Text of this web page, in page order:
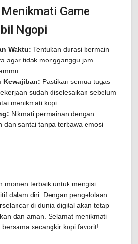
Game
Ngopi
Waktu: Tentukan durasi bermain
agar tidak mengganggu jam
Kewajiban: Pastikan semua tugas
sudah diselesaikan sebelum
menikmati kopi.
Nikmati permainan dengan
dan santai tanpa terbawa emosi
momen terbaik untuk mengisi
dalam diri. Dengan pengelolaan
di dunia digital akan tetap
dan aman. Selamat menikmati
secangkir kopi favorit!